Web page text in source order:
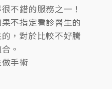
不錯的服務之一！
不指定看診醫生的
，對於比較不好騰
。
手術